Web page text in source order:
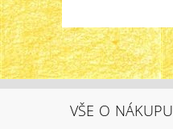
VŠE O NÁKUPU